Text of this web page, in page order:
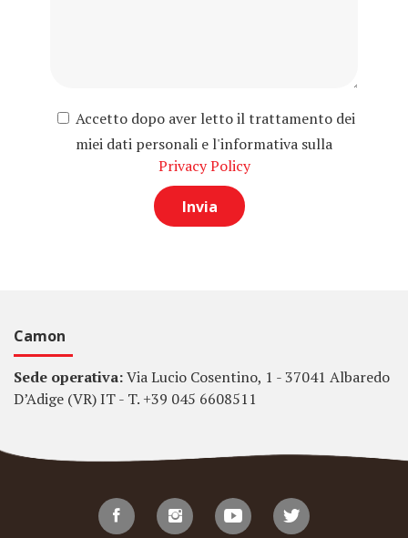
Accetto dopo aver letto il trattamento dei
miei dati personali e l'informativa sulla
Privacy Policy
Camon
Sede operativa:Via Lucio Cosentino, 1 - 37041 Albaredo
D’Adige (VR) IT - T. +39 045 6608511